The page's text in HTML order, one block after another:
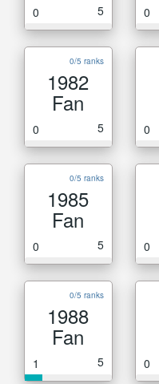
0 5 0
0/5 ranks
1982
Fan
0 5 0
0/5 ranks
1985
Fan
0 5 0
0/5 ranks
1988
Fan
1 5 0